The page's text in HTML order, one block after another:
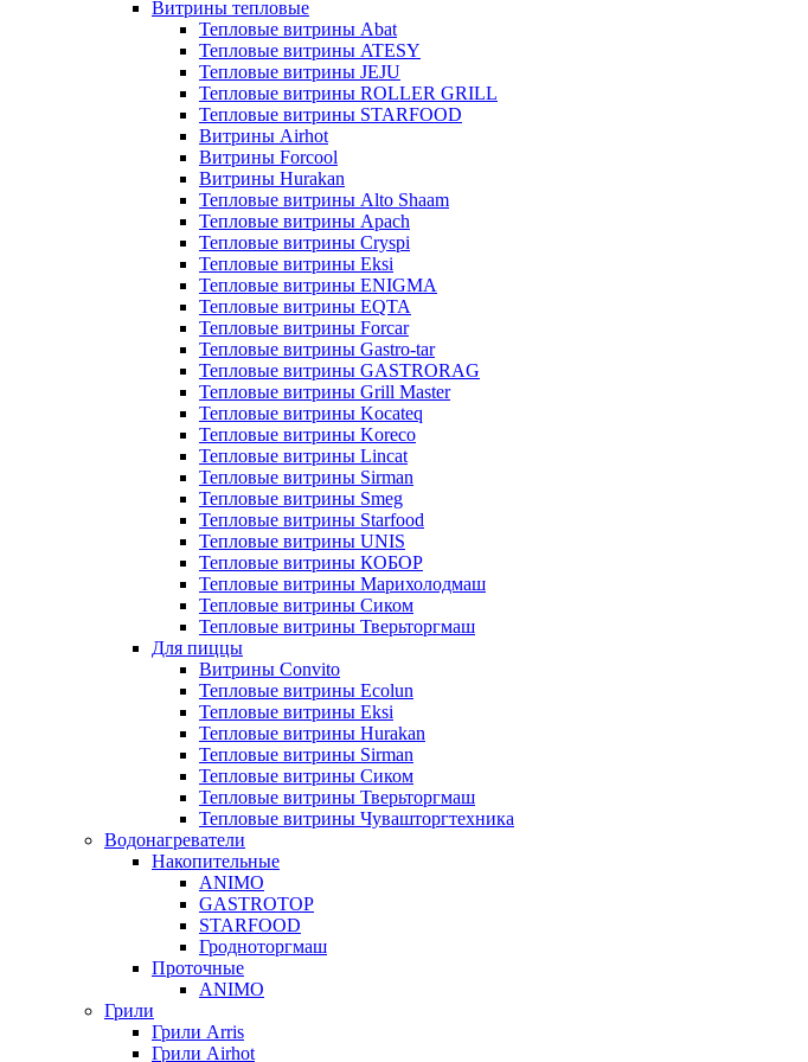
Витрины тепловые
Тепловые витрины Abat
Тепловые витрины ATESY
Тепловые витрины JEJU
Тепловые витрины ROLLER GRILL
Тепловые витрины STARFOOD
Витрины Airhot
Витрины Forcool
Витрины Hurakan
Тепловые витрины Alto Shaam
Тепловые витрины Apach
Тепловые витрины Cryspi
Тепловые витрины Eksi
Тепловые витрины ENIGMA
Тепловые витрины EQTA
Тепловые витрины Forcar
Тепловые витрины Gastro-tar
Тепловые витрины GASTRORAG
Тепловые витрины Grill Master
Тепловые витрины Kocateq
Тепловые витрины Koreco
Тепловые витрины Lincat
Тепловые витрины Sirman
Тепловые витрины Smeg
Тепловые витрины Starfood
Тепловые витрины UNIS
Тепловые витрины КОБОР
Тепловые витрины Марихолодмаш
Тепловые витрины Сиком
Тепловые витрины Тверьторгмаш
Для пиццы
Витрины Convito
Тепловые витрины Ecolun
Тепловые витрины Eksi
Тепловые витрины Hurakan
Тепловые витрины Sirman
Тепловые витрины Сиком
Тепловые витрины Тверьторгмаш
Тепловые витрины Чувашторгтехника
Водонагреватели
Накопительные
ANIMO
GASTROTOP
STARFOOD
Гродноторгмаш
Проточные
ANIMO
Грили
Грили Arris
Грили Airhot